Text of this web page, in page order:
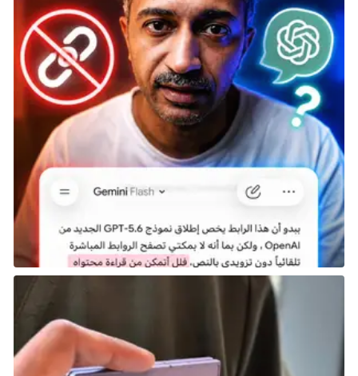
اللعب الجماعي في Palworld يشبه تجربة اللعب الفردي،
ولكن مع وجود شخص آخر يشاركك المغامرة. يمكنك القيام
بمعظم الأنشطة التي تقوم بها في اللعبة الفردية،
بالإضافة إلى بعض المزايا الجديدة التي تضيف بعدًا
اجتماعيًا وممتعًا للتجربة.
إنشاء والانضمام إلى نقابة (Guild)
عند اللعب الجماعي، يمكنك الانضمام إلى لاعبين آخرين
لتشكيل نقابة. ستظهر لك هذه الخيار عندما تقترب من
لاعب آخر، حيث يمكنك دعوته إلى نقابتك أو طلب
الانضمام إلى نقابته.
مزايا النقابة:
يظهر اسم النقابة فوق رؤوس اللاعبين الآخرين في
المجموعة.